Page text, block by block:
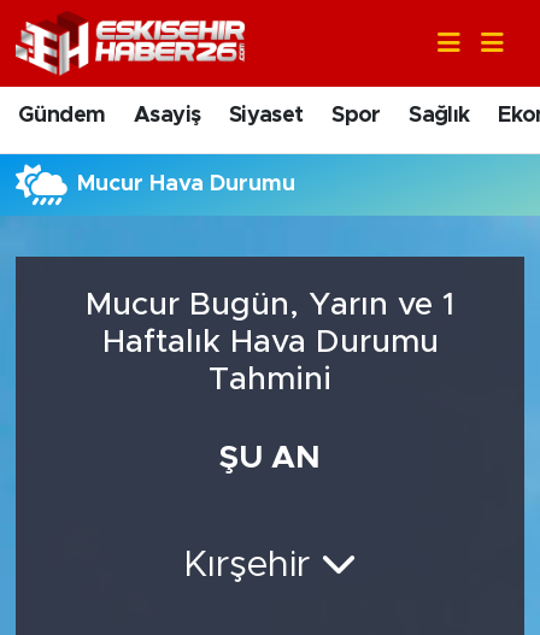
Gündem Asayiş Siyaset Spor Sağlık
Mucur Hava Durumu
Mucur Bugün, Yarın ve 1
Haftalık Hava Durumu
Tahmini
ŞU AN
Kırşehir
Gündem
Asayiş
Siyaset
Sağlık
Nöbetçi Eczaneler
Hava Durumu
Trafik Durumu
Tüm Manşetler